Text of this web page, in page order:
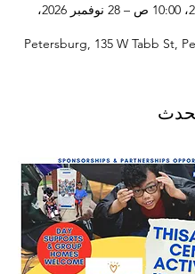
27 نوفمبر 2025، 10:00 ص – 28 نوفمبر 2026،
Petersburg, 135 W Tabb St,